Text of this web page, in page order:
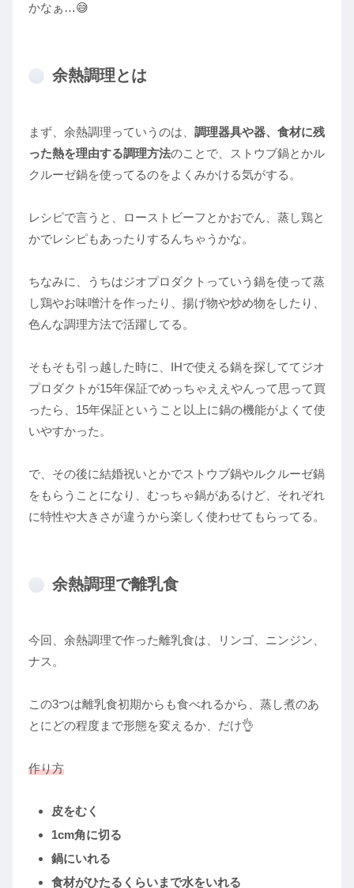
かなぁ…😅
余熱調理とは
まず、余熱調理っていうのは、 調理器具や器、食材に残
った熱を理由する調理方法のことで、ストウブ鍋とかル
クルーゼ鍋を使ってるのをよくみかける気がする。
レシピで言うと、ローストビーフとかおでん、蒸し鶏と
かでレシピもあったりするんちゃうかな。
ちなみに、うちはジオプロダクトっていう鍋を使って蒸
し鶏やお味噌汁を作ったり、揚げ物や炒め物をしたり、
色んな調理方法で活躍してる。
そもそも引っ越した時に、IHで使える鍋を探しててジオ
プロダクトが15年保証でめっちゃええやんって思って買
ったら、15年保証ということ以上に鍋の機能がよくて使
いやすかった。
で、その後に結婚祝いとかでストウブ鍋やルクルーゼ鍋
をもらうことになり、むっちゃ鍋があるけど、それぞれ
に特性や大きさが違うから楽しく使わせてもらってる。
余熱調理で離乳食
今回、余熱調理で作った離乳食は、リンゴ、ニンジン、
ナス。
この3つは離乳食初期からも食べれるから、蒸し煮のあ
とにどの程度まで形態を変えるか、だけ👌
作り方
皮をむく
1cm角に切る
鍋にいれる
食材がひたるくらいまで水をいれる